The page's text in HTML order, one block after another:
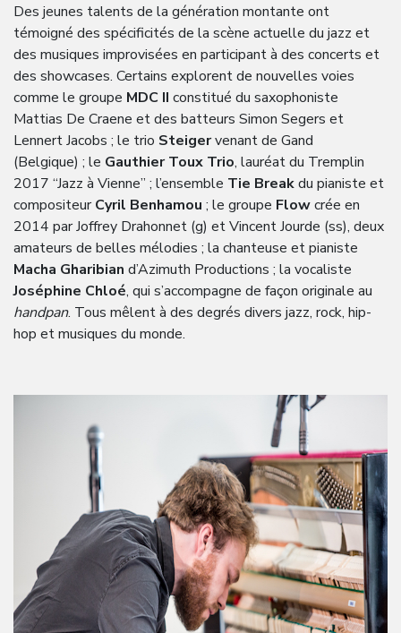
Des jeunes talents de la génération montante ont
témoigné des spécificités de la scène actuelle du jazz et
des musiques improvisées en participant à des concerts et
des showcases. Certains explorent de nouvelles voies
comme le groupe MDC II constitué du saxophoniste
Mattias De Craene et des batteurs Simon Segers et
Lennert Jacobs ; le trio Steigervenant de Gand
(Belgique) ; le Gauthier Toux Trio, lauréat du Tremplin
2017 “Jazz à Vienne” ; l’ensemble Tie Breakdu pianiste et
compositeurCyril Benhamou ; le groupe Flowcrée en
2014 par Joffrey Drahonnet (g) et Vincent Jourde (ss), deux
amateurs de belles mélodies ; la chanteuse et pianiste
Macha Gharibian d’Azimuth Productions ; la vocaliste
Joséphine Chloé, qui s’accompagne de façon originale au
handpan. Tous mêlent à des degrés divers jazz, rock, hip-
hop et musiques du monde.